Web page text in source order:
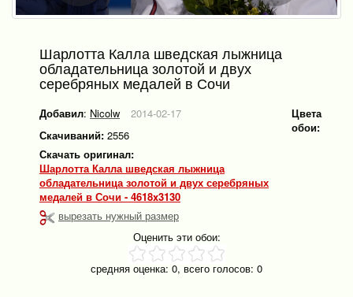
Шарлотта Калла шведская лыжница
обладательница золотой и двух
серебряных медалей в Сочи
Добавил: Nicolw
2014-02-17
Скачиваний: 2556
Скачать оригинал:
Шарлотта Калла шведская лыжница
обладательница золотой и двух серебряных
медалей в Сочи - 4618x3130
вырезать нужный размер
Цвета
обои:
Оценить эти обои:
средняя оценка: 0, всего голосов: 0